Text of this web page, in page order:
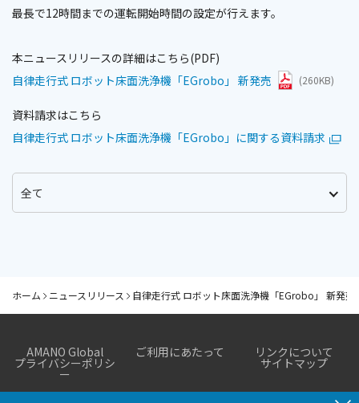
最長で12時間までの運転開始時間の設定が行えます。
本ニュースリリースの詳細はこちら(PDF)
自律走行式 ロボット床面洗浄機「EGrobo」 新発売
(260KB)
資料請求はこちら
自律走行式 ロボット床面洗浄機「EGrobo」に関する資料請求
ホーム ニュースリリース 自律走行式 ロボット床面洗浄機「EGrobo」 新発売
AMANO Global ご利用にあたって リンクについて
プライバシーポリシ
ー
サイトマップ